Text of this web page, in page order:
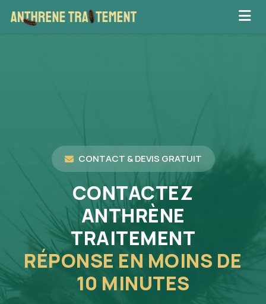
CONTACT & DEVIS GRATUIT
CONTACTEZ
ANTHRÈNE
TRAITEMENT
RÉPONSE EN MOINS DE
10 MINUTES